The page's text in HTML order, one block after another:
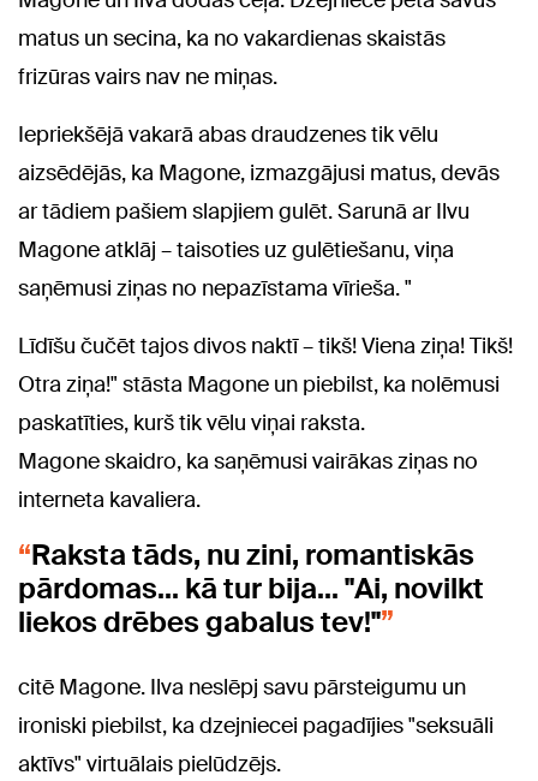
matus un secina, ka no vakardienas skaistās
frizūras vairs nav ne miņas.
Iepriekšējā vakarā abas draudzenes tik vēlu
aizsēdējās, ka Magone, izmazgājusi matus, devās
ar tādiem pašiem slapjiem gulēt. Sarunā ar Ilvu
Magone atklāj – taisoties uz gulētiešanu, viņa
saņēmusi ziņas no nepazīstama vīrieša. "
Līdīšu čučēt tajos divos naktī – tikš! Viena ziņa! Tikš!
Otra ziņa!" stāsta Magone un piebilst, ka nolēmusi
paskatīties, kurš tik vēlu viņai raksta.
Magone skaidro, ka saņēmusi vairākas ziņas no
interneta kavaliera.
Raksta tāds, nu zini, romantiskās
pārdomas... kā tur bija... "Ai, novilkt
liekos drēbes gabalus tev!"
citē Magone. Ilva neslēpj savu pārsteigumu un
ironiski piebilst, ka dzejniecei pagadījies "seksuāli
aktīvs" virtuālais pielūdzējs.